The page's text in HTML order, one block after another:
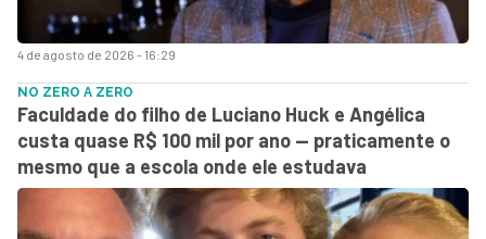
4 de agosto de 2026 - 16:29
NO ZERO A ZERO
Faculdade do filho de Luciano Huck e Angélica
custa quase R$ 100 mil por ano — praticamente o
mesmo que a escola onde ele estudava